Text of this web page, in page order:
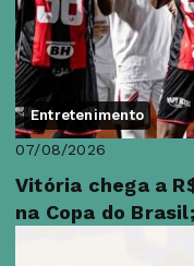
Entretenimento
07/08/2026
Vitória chega a
na Copa do